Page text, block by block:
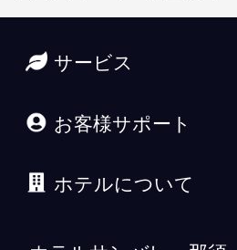
サービス
お客様サポート
ホテルについて